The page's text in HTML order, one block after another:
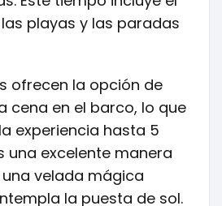
playas y las paradas
ofrecen la opción de
cena en el barco, lo que
experiencia hasta 5
una excelente manera
velada mágica
la puesta de sol.